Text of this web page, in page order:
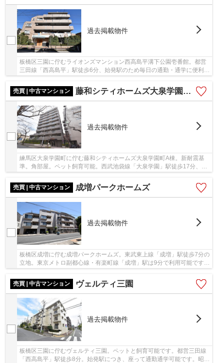
過去掲載物件
板橋区三園に佇むライオンズマンション西高島平溝下公園壱番館。都営
三田線「西高島平」駅徒歩6分、始発駅のため毎日の通勤・通学に便利な
売買 | 中古マンション
藤和シティホームズ大泉学園町Ａ棟
過去掲載物件
練馬区大泉学園町に佇む藤和シティホームズ大泉学園町A棟。新耐震基
準。角部屋。ペット飼育可能。西武池袋線「大泉学園」駅徒歩17分、
売買 | 中古マンション
成増パークホームズ
過去掲載物件
板橋区成増に佇む成増パークホームズ。東武東上線「成増」駅徒歩7分の
立地。東京メトロ副都心線・有楽町線「成増」駅は9分で利用可能です。
売買 | 中古マンション
ヴェルティ三園
過去掲載物件
板橋区三園に佇むヴェルティ三園。ペットと飼育可能です。都営三田線
「西高島平」駅徒歩8分。始発駅につき、座って通勤通学可能です。昭和